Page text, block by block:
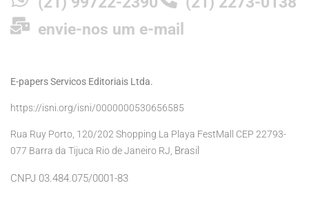
envie-nos um e-mail
E-papers Servicos Editoriais Ltda.
https://isni.org/isni/0000000530656585
Rua Ruy Porto, 120/202 Shopping La Playa FestMall CEP 22793-
077 Barra da Tijuca Rio de Janeiro RJ, Brasil
CNPJ 03.484.075/0001-83